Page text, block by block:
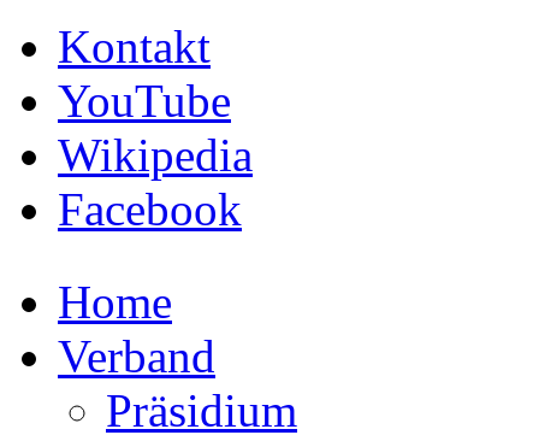
Kontakt
YouTube
Wikipedia
Facebook
Home
Verband
Präsidium